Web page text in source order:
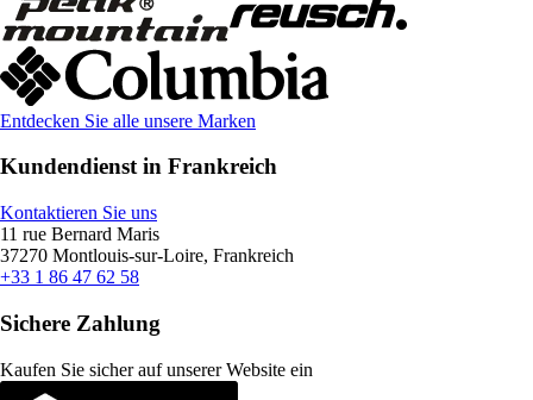
Entdecken Sie alle unsere Marken
Kundendienst in Frankreich
Kontaktieren Sie uns
11 rue Bernard Maris
37270 Montlouis-sur-Loire, Frankreich
+33 1 86 47 62 58
Sichere Zahlung
Kaufen Sie sicher auf unserer Website ein